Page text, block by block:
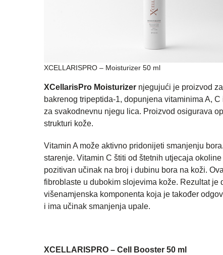
XCELLARISPRO – Moisturizer 50 ml
XCellarisPro Moisturizer njegujući je proizvod
bakrenog tripeptida-1, dopunjena vitaminima A,
za svakodnevnu njegu lica. Proizvod osigurava
strukturi kože.
Vitamin A može aktivno pridonijeti smanjenju
starenje. Vitamin C štiti od štetnih utjecaja
pozitivan učinak na broj i dubinu bora na koži.
fibroblaste u dubokim slojevima kože. Rezultat
višenamjenska komponenta koja je također
i ima učinak smanjenja upale.
XCELLARISPRO – Cell Booster 50 ml